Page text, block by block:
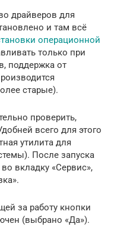
драйверов для
и там всё
операционной
только при
поддержка от
старые).
проверить,
всего для этого
утилита для
После запуска
вкладку «Сервис»,
за работу кнопки
(выбрано «Да»).